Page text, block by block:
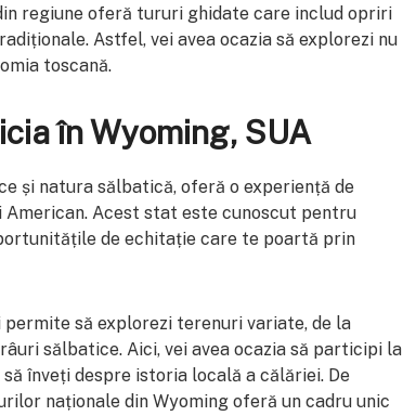
regiune oferă tururi ghidate care includ opriri
Astfel, vei avea ocazia să explorezi nu
toscană.
în Wyoming, SUA
și natura sălbatică, oferă o experiență de
Acest stat este cunoscut pentru
de echitație care te poartă prin
să explorezi terenuri variate, de la
sălbatice. Aici, vei avea ocazia să participi la
înveți despre istoria locală a călăriei. De
naționale din Wyoming oferă un cadru unic